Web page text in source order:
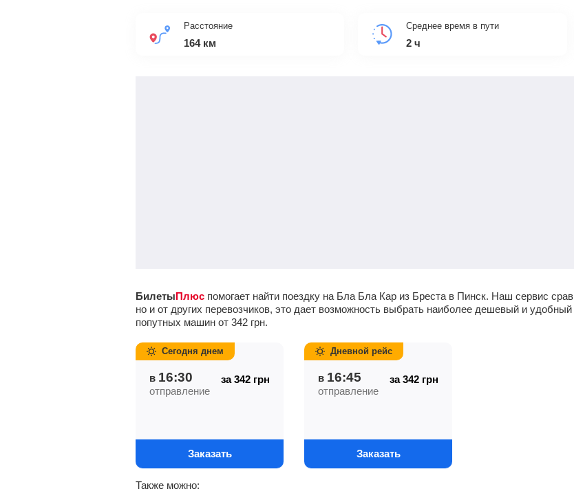
Расстояние
164 км
Среднее время в пути
2 ч
БилетыПлюс помогает найти поездку на Бла Бла Кар из Бреста в Пинск. Наш сервис
но и от других перевозчиков, это дает возможность выбрать наиболее дешевый и
попутных машин от 342 грн.
в 16:30 за 342 грн
отправление
Заказать
Сегодня днем
в 16:45 за 342 грн
отправление
Заказать
Дневной рейс
Также можно: